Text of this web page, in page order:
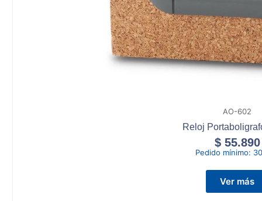
AO-602
Reloj
$55.890
Pedido mínimo:
Ver más